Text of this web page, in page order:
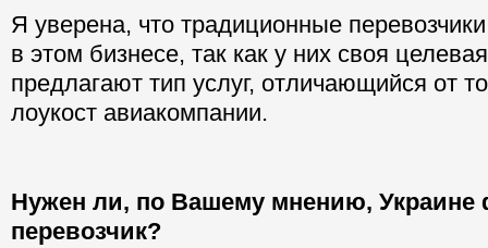
Я уверена, что традиционные
в этом бизнесе, так как у них своя
предлагают тип услуг, отличающийся от
лоукост авиакомпании.
Нужен ли, по Вашему мнению, Украине
перевозчик?